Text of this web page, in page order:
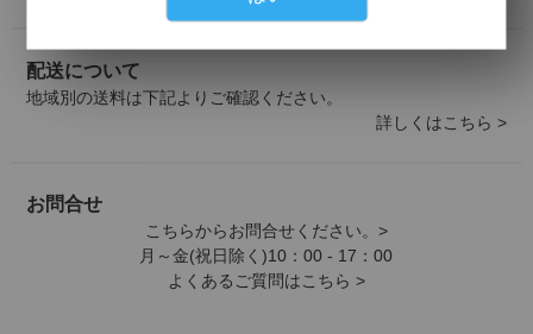
配送について
地域別の送料は下記よりご確認ください。
詳しくはこちら >
お問合せ
こちらからお問合せください。>
月～金(祝日除く)10：00 - 17：00
よくあるご質問はこちら >